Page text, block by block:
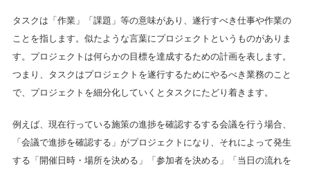
タスクは「作業」「課題」等の意味があり、遂行すべき仕事や作業の
ことを指します。似たような言葉にプロジェクトというものがありま
す。プロジェクトは何らかの目標を達成するための計画を表します。
つまり、タスクはプロジェクトを遂行するためにやるべき業務のこと
で、プロジェクトを細分化していくとタスクにたどり着きます。
例えば、現在行っている施策の進捗を確認するする会議を行う場合、
「会議で進捗を確認する」がプロジェクトになり、それによって発生
する「開催日時・場所を決める」「参加者を決める」「当日の流れを